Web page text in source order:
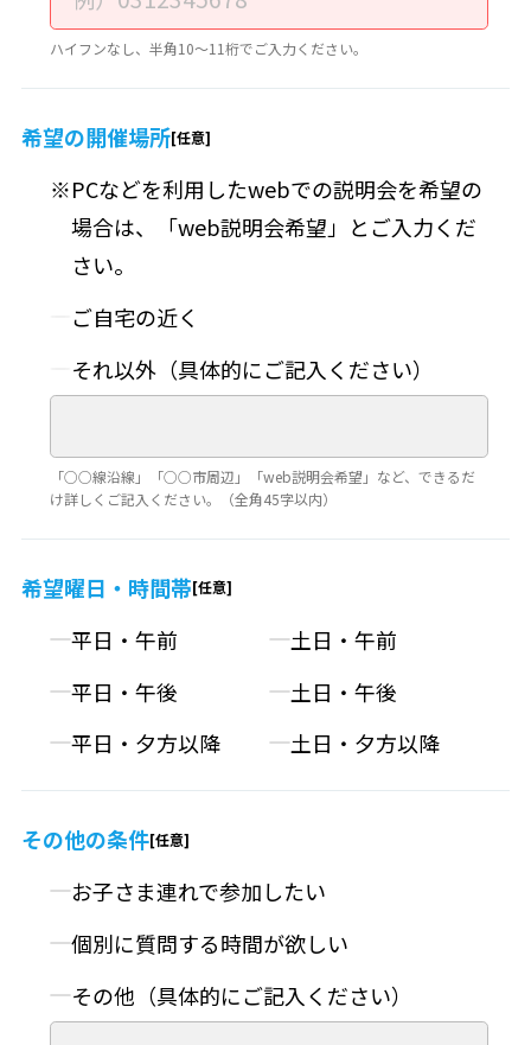
ハイフンなし、半角10～11桁でご入力ください。
希望の開催場所
PCなどを利用したwebでの説明会を希望の
場合は、「web説明会希望」とご入力くだ
さい。
ご自宅の近く
それ以外（具体的にご記入ください）
「○○線沿線」「○○市周辺」「web説明会希望」など、できるだ
け詳しくご記入ください。（全角45字以内）
希望曜日・時間帯
平日・午前
土日・午前
平日・午後
土日・午後
平日・夕方以降
土日・夕方以降
その他の条件
お子さま連れで参加したい
個別に質問する時間が欲しい
その他（具体的にご記入ください）